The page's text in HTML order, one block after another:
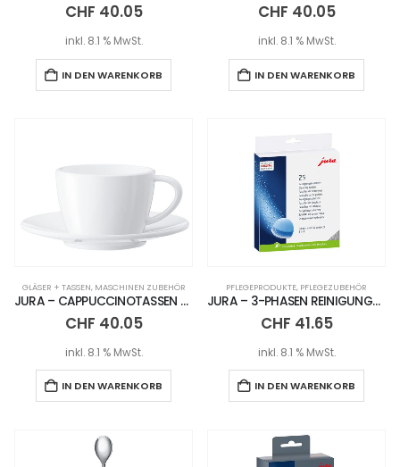
CHF 40.05
inkl. 8.1 % MwSt.
IN DEN WARENKORB
CHF 40.05
inkl. 8.1 % MwSt.
IN DEN WARENKORB
GLÄSER + TASSEN, MASCHINEN ZUBEHÖR
JURA – CAPPUCCINOTASSEN – 2ER SET
CHF 40.05
inkl. 8.1 % MwSt.
IN DEN WARENKORB
PFLEGEPRODUKTE, PFLEGEZUBEHÖR
JURA – 3-PHASEN REINIGUNGSTABLETTEN PACKUNG – 25 STÜCK
CHF 41.65
inkl. 8.1 % MwSt.
IN DEN WARENKORB